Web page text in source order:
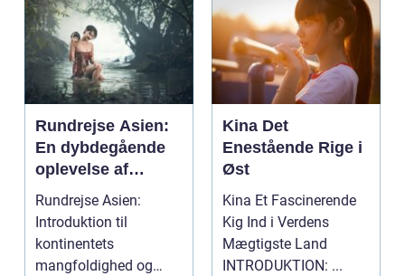
Rundrejse Asien:
En dybdegående
oplevelse af
kontinentets rige
kultur og
fascinerende
historie
Rundrejse Asien:
Introduktion til
kontinentets
mangfoldighed og
Kina Det
Enestående Rige i
Øst
Kina Et Fascinerende
Kig Ind i Verdens
Mægtigste Land
INTRODUKTION: ...